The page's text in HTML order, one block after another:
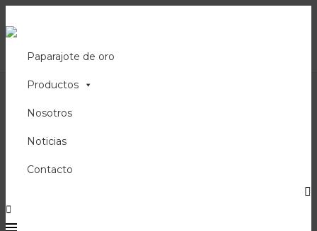
Paparajote de oro
Productos
Nosotros
Noticias
Contacto